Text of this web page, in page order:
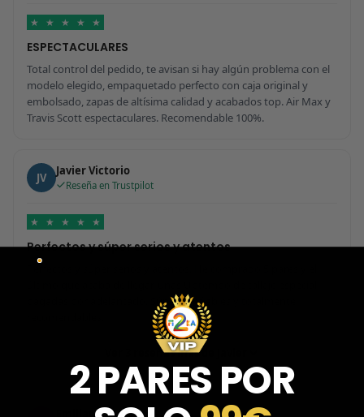
★ ★ ★ ★ ★
ESPECTACULARES
Total control del pedido, te avisan si hay algún problema con el
modelo elegido, empaquetado perfecto con caja original y
embolsado, zapas de altísima calidad y acabados top. Air Max y
Travis Scott espectaculares. Recomendable 100%.
JV Javier Victorio
Reseña en Trustpilot
★ ★ ★ ★ ★
Perfectos y súper serios y atentos
pagadas por adelantado. Súper confiables y totalmente
Ver 3 reseñas más de Javier
Emiliano Vega
2 PARES POR